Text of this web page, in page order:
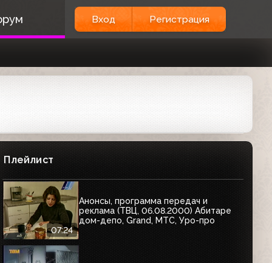
Вход Регистрация
Плейлист
07:24
Анонсы, программа передач и
реклама (ТВЦ, 06.08.2000) Абитаре
дом-депо, Grand, МТС, Уро-про